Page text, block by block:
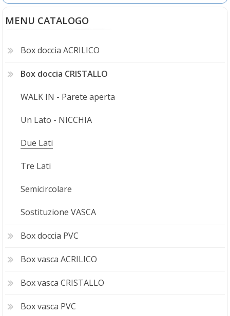
MENU CATALOGO
Box doccia ACRILICO
Box doccia CRISTALLO
WALK IN - Parete aperta
Un Lato - NICCHIA
Due Lati
Tre Lati
Semicircolare
Sostituzione VASCA
Box doccia PVC
Box vasca ACRILICO
Box vasca CRISTALLO
Box vasca PVC